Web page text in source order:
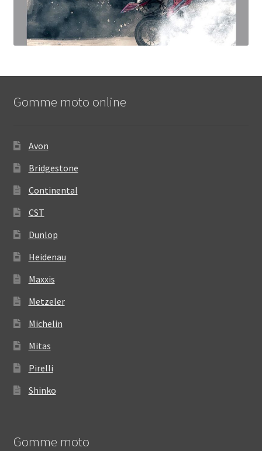
Gomme moto online
Avon
Bridgestone
Continental
CST
Dunlop
Heidenau
Maxxis
Metzeler
Michelin
Mitas
Pirelli
Shinko
Gomme moto